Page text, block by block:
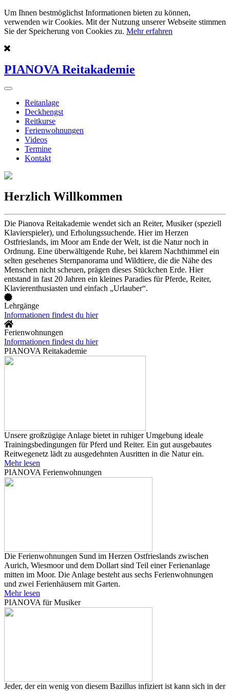
Um Ihnen bestmöglichst Informationen bieten zu können,
verwenden wir Cookies. Mit der Nutzung unserer Webseite stimmen
Sie der Speicherung von Cookies zu. Mehr erfahren
PIANOVA Reitakademie
Reitanlage
Deckhengst
Reitkurse
Ferienwohnungen
Videos
Termine
Kontakt
Herzlich Willkommen
Die Pianova Reitakademie wendet sich an Reiter, Musiker (speziell
Klavierspieler), und Erholungssuchende. Hier im Herzen
Ostfrieslands, im Moor am Ende der Welt, ist die Natur noch in
Ordnung. Eine überwältigende Ruhe, bei klarem Nachthimmel ein
selten gesehenes Sternpanorama und Wildtiere, die die Nähe des
Menschen nicht scheuen, prägen dieses Stückchen Erde. Hier
entstand in fast 20 Jahren ein kleines Paradies für Pferde, Reiter,
Klavierenthusiasten und einfach „Urlauber“.
Lehrgänge
Informationen findest du hier
Ferienwohnungen
Informationen findest du hier
PIANOVA Reitakademie
Unsere großzügige Anlage bietet in ruhiger Umgebung ideale
Trainingsbedingungen für Pferd und Reiter. Ein gut ausgebautes
Reitwegenetz lädt zu ausgedehnten Ausritten in die Natur ein.
Mehr lesen
PIANOVA Ferienwohnungen
Die Ferienwohnungen Sund im Herzen Ostfrieslands zwischen
Aurich, Wiesmoor und dem Dollart sind Teil einer Ferienanlage
mitten im Moor. Die Anlage besteht aus sechs Ferienwohnungen
und zwei Ferienhäusern mit Garten.
Mehr lesen
PIANOVA für Musiker
Jeder, der ein wenig von diesem Bazillus infiziert ist kann sich in der